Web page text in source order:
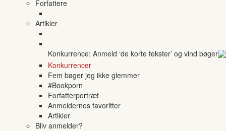
Forfattere
Artikler
Konkurrence: Anmeld ‘de korte tekster’ og vind bøger
Konkurrencer
Fem bøger jeg ikke glemmer
#Bookporn
Forfatterportræt
Anmeldernes favoritter
Artikler
Bliv anmelder?